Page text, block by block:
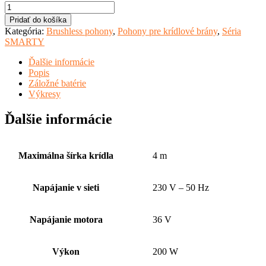
množstvo
KIT
SMARTY4M/HS/1W
Pridať do košíka
Kategória: Brushless pohony, Pohony pre krídlové brány, Séria
SMARTY
Ďalšie informácie
Popis
Záložné batérie
Výkresy
Ďalšie informácie
Maximálna šírka krídla 4 m
Napájanie v sieti 230 V – 50 Hz
Napájanie motora 36 V
Výkon 200 W